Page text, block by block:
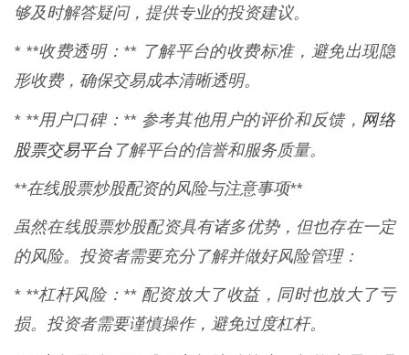
够及时解答疑问，提供专业的投资建议。
* **收费透明：** 了解平台的收费标准，避免出现隐
形收费，确保交易成本清晰透明。
* **用户口碑：** 参考其他用户的评价和反馈， 网络
股票交易平台 了解平台的信誉和服务质量。
**在线股票炒股配资的风险与注意事项**
虽然在线股票炒股配资具有诸多优势，但也存在一定
的风险。投资者需要充分了解并做好风险管理：
* **杠杆风险：** 配资放大了收益，同时也放大了亏
损。投资者需要谨慎操作，避免过度杠杆。